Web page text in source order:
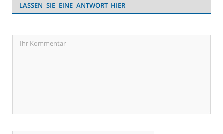
LASSEN SIE EINE ANTWORT HIER